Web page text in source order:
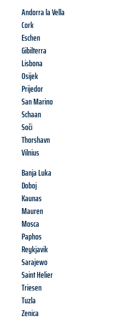
Andorra la Vella
Cork
Eschen
Gibilterra
Lisbona
Osijek
Prijedor
San Marino
Schaan
Soči
Thorshavn
Vilnius
Banja Luka
Doboj
Kaunas
Mauren
Mosca
Paphos
Reykjavik
Sarajewo
Saint Helier
Triesen
Tuzla
Zenica